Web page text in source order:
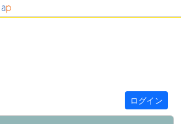
ログイン